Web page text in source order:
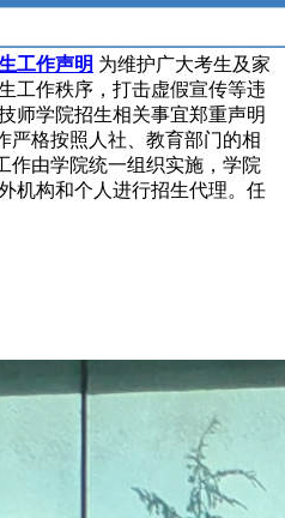
工作声明 为维护广大考生及家
工作秩序，打击虚假宣传等违
师学院招生相关事宜郑重声明
严格按照人社、教育部门的相
作由学院统一组织实施，学院
机构和个人进行招生代理。任